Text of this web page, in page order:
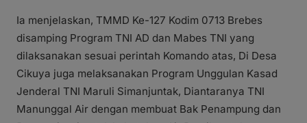
Ia menjelaskan, TMMD Ke-127 Kodim 0713 Brebes
disamping Program TNI AD dan Mabes TNI yang
dilaksanakan sesuai perintah Komando atas, Di Desa
Cikuya juga melaksanakan Program Unggulan Kasad
Jenderal TNI Maruli Simanjuntak, Diantaranya TNI
Manunggal Air dengan membuat Bak Penampung dan